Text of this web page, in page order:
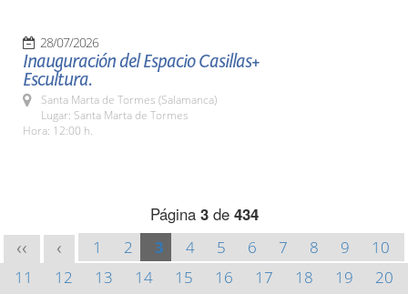
28/07/2026
Inauguración del Espacio Casillas+
Escultura.
Santa Marta de Tormes (Salamanca)
Lugar: Santa Marta de Tormes
Hora: 12:00 h.
Página 3de 434
<< < 1 2 3 4 5 6 7 8 9
10
11
12 13 14 15 16 17 18 19
20